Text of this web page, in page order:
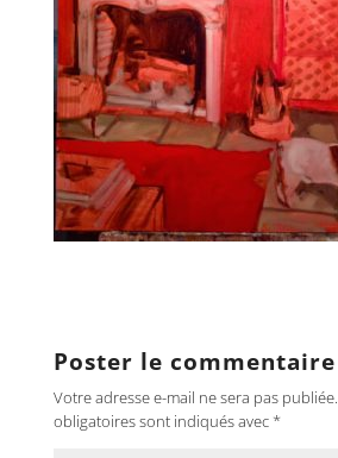
Poster le commentaire
Votre adresse e-mail ne sera pas publiée.
obligatoires sont indiqués avec *